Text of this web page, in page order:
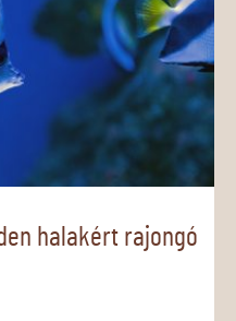
halakért rajongó